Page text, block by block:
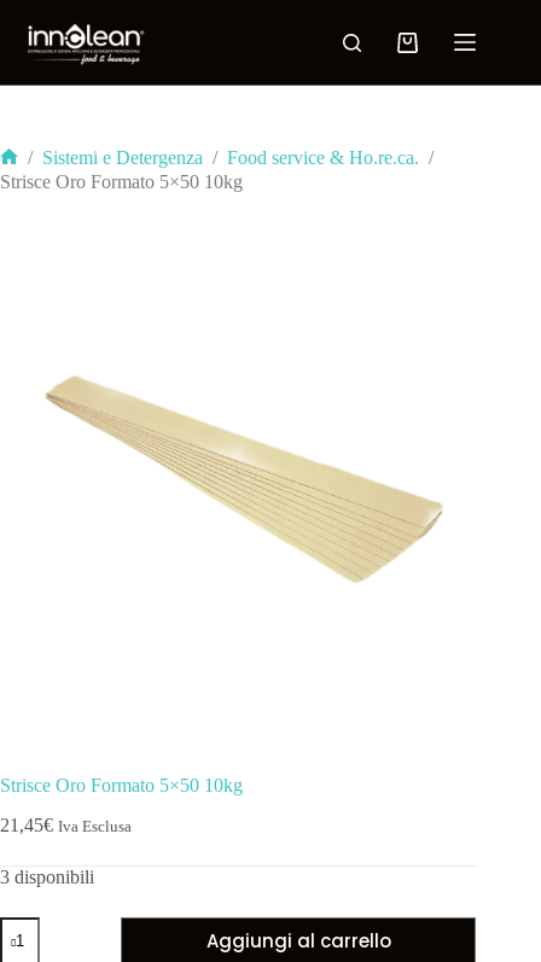
/ Sistemi e Detergenza / Food service & Ho.re.ca. /
Strisce Oro Formato 5×50 10kg
Strisce Oro Formato 5×50 10kg
21,45€ Iva Esclusa
3 disponibili
Aggiungi al carrello